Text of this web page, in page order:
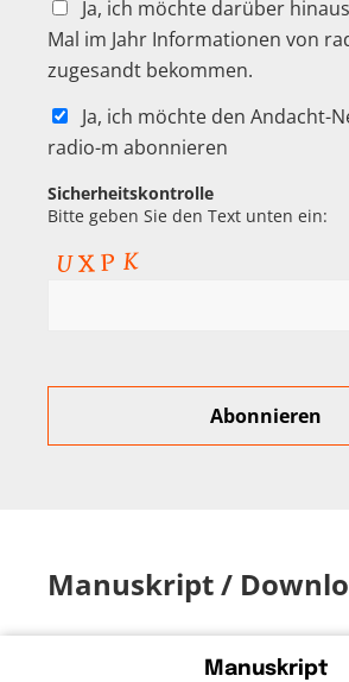
Ja, ich möchte darüber
Mal im Jahr Informationen von
zugesandt bekommen.
Ja, ich möchte den Andacht-
radio-m abonnieren
Sicherheitskontrolle
Bitte geben Sie den Text unten ein:
Manuskript /
Manuskript